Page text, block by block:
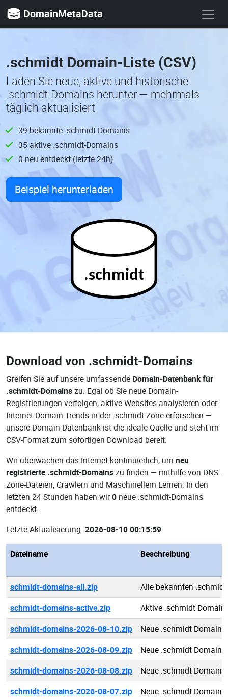
DomainMetaData
.schmidt Domain-Liste (CSV)
Laden Sie neue, aktive und historische
.schmidt-Domains herunter — mehrmals
täglich aktualisiert
39 bekannte .schmidt-Domains
35 aktive .schmidt-Domains
0 neu entdeckt (letzte 24h)
Beispiel herunterladen
.schmidt
Download von .schmidt-Domains
Greifen Sie auf unsere umfassende Domain-Datenbank für
.schmidt-Domainszu. Egal ob Sie neue Domain-
Registrierungen verfolgen, aktive Websites analysieren oder
Internet-Domain-Trends in der .schmidt-Zone erforschen —
unsere Domain-Datenbank ist die ideale Quelle und steht im
CSV-Format zum sofortigen Download bereit.
Wir überwachen das Internet kontinuierlich, um neu
registrierte .schmidt-Domainszu finden — mithilfe von DNS-
Zone-Dateien, Crawlern und Maschinellem Lernen: In den
letzten 24 Stunden haben wir0 neue .schmidt-Domains
entdeckt.
Letzte Aktualisierung: 2026-08-10 00:15:59
Dateiname Beschreibung
schmidt-domains-all.zip
Alle bekannten
schmidt-domains-active.zip
Aktive .schmidt
schmidt-domains-2026-08-10.zip
Neue .schmidt
schmidt-domains-2026-08-09.zip
Neue .schmidt
schmidt-domains-2026-08-08.zip
Neue .schmidt
schmidt-domains-2026-08-07.zip
Neue .schmidt